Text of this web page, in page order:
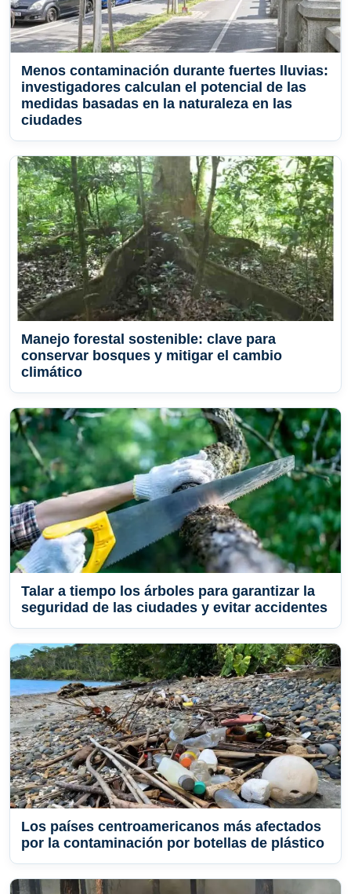
Menos contaminación durante fuertes lluvias:
investigadores calculan el potencial de las
medidas basadas en la naturaleza en las
ciudades
Manejo forestal sostenible: clave para
conservar bosques y mitigar el cambio
climático
Talar a tiempo los árboles para garantizar la
seguridad de las ciudades y evitar accidentes
Los países centroamericanos más afectados
por la contaminación por botellas de plástico